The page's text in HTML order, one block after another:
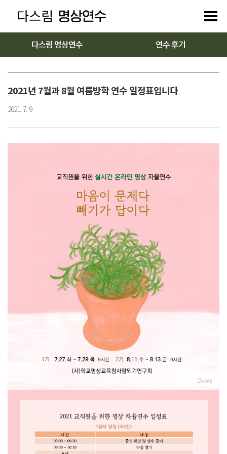
다스림 명상연수 연수 후기
2021년 7월과 8월 여름방학 연수 일정표입니다
2021. 7. 9